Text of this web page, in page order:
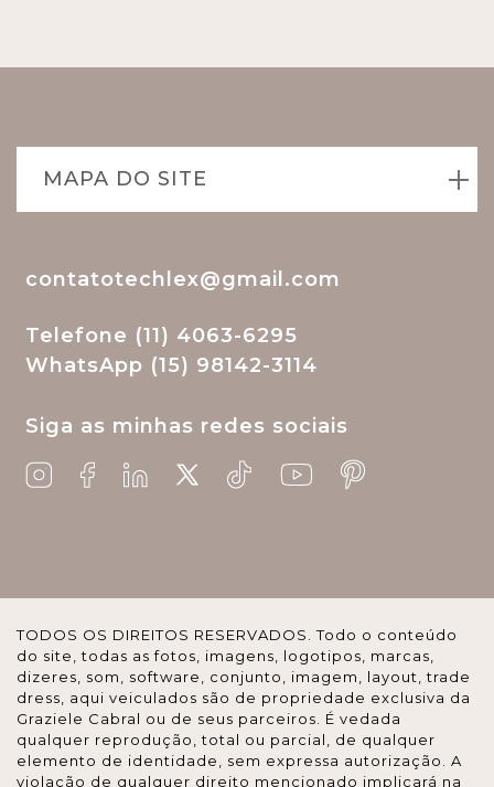
MAPA DO SITE
contatotechlex@gmail.com
Telefone (11) 4063-6295
WhatsApp (15) 98142-3114
Siga as minhas redes sociais
TODOS OS DIREITOS RESERVADOS. Todo o conteúdo
do site, todas as fotos, imagens, logotipos, marcas,
dizeres, som, software, conjunto, imagem, layout, trade
dress, aqui veiculados são de propriedade exclusiva da
Graziele Cabral ou de seus parceiros. É vedada
qualquer reprodução, total ou parcial, de qualquer
elemento de identidade, sem expressa autorização. A
violação de qualquer direito mencionado implicará na